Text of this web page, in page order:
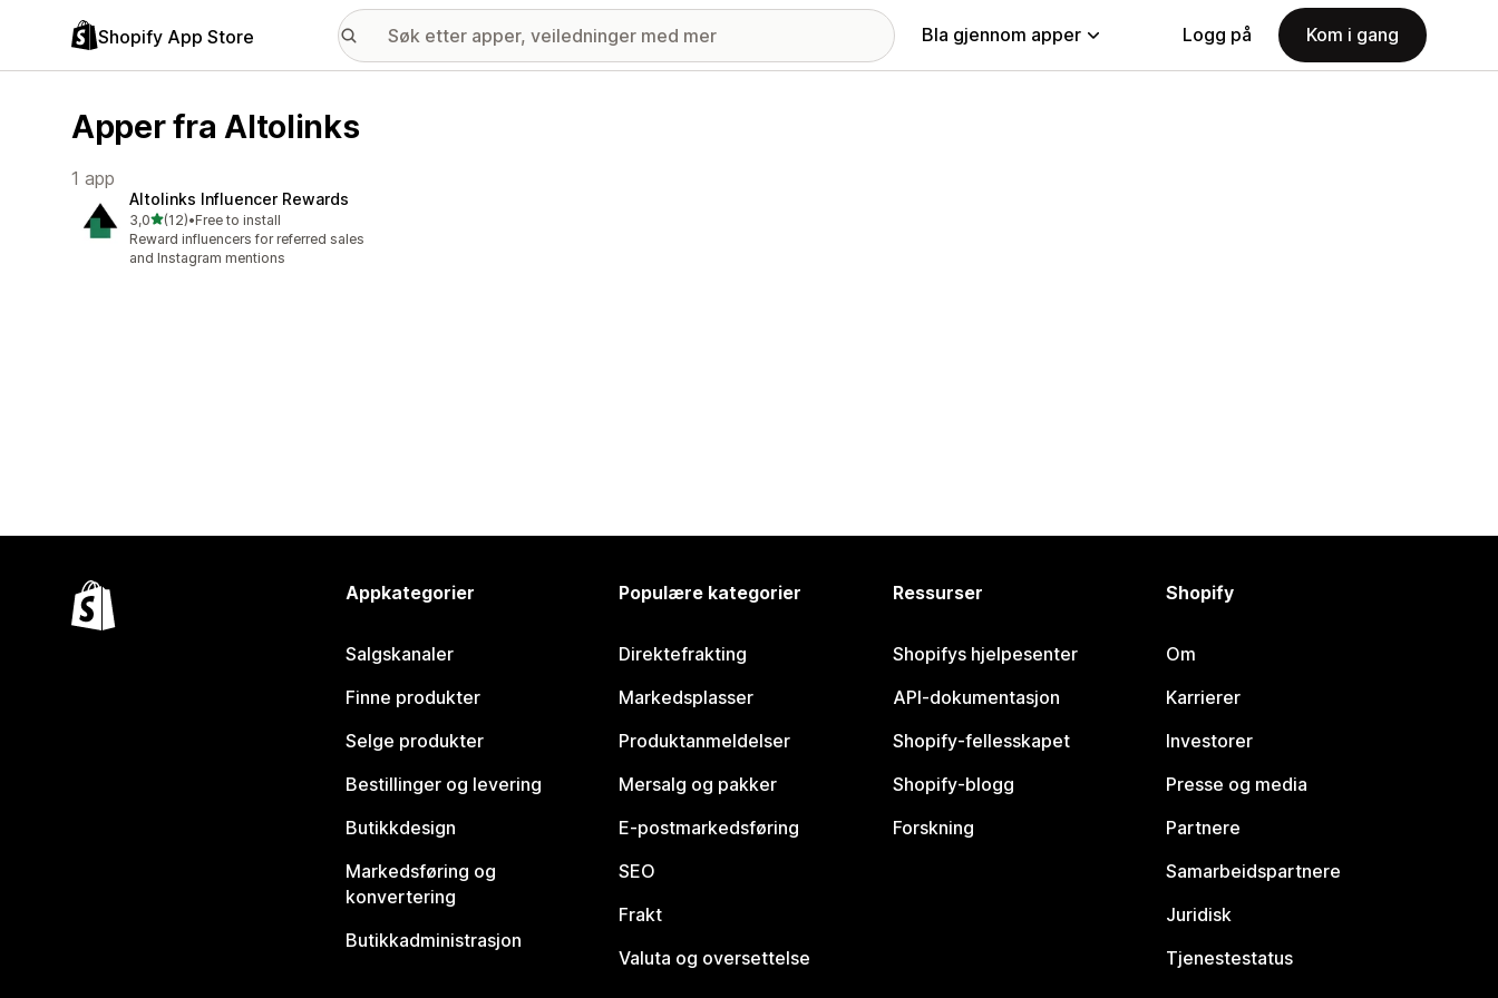
Shopify App Store Bla gjennom apper Logg på Kom i gang
Apper fra Altolinks
1 app
Altolinks Influencer Rewards
3,0av 5 stjerner
(12)
Totalt 12 omtaler
•Free to install
Reward influencers for referred sales
and Instagram mentions
Appkategorier
Salgskanaler
Finne produkter
Selge produkter
Bestillinger og levering
Butikkdesign
Markedsføring og
konvertering
Butikkadministrasjon
Populære kategorier
Direktefrakting
Markedsplasser
Produktanmeldelser
Mersalg og pakker
E-postmarkedsføring
SEO
Frakt
Valuta og oversettelse
Ressurser
Shopifys hjelpesenter
API-dokumentasjon
Shopify-fellesskapet
Shopify-blogg
Forskning
Shopify
Om
Karrierer
Investorer
Presse og media
Partnere
Samarbeidspartnere
Juridisk
Tjenestestatus